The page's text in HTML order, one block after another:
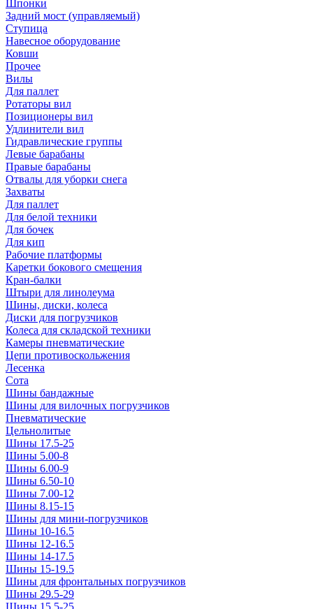
Шпонки
Задний мост (управляемый)
Ступица
Навесное оборудование
Ковши
Прочее
Вилы
Для паллет
Ротаторы вил
Позиционеры вил
Удлинители вил
Гидравлические группы
Левые барабаны
Правые барабаны
Отвалы для уборки снега
Захваты
Для паллет
Для белой техники
Для бочек
Для кип
Рабочие платформы
Каретки бокового смещения
Кран-балки
Штыри для линолеума
Шины, диски, колеса
Диски для погрузчиков
Колеса для складской техники
Камеры пневматические
Цепи противоскольжения
Лесенка
Сота
Шины бандажные
Шины для вилочных погрузчиков
Пневматические
Цельнолитые
Шины 17.5-25
Шины 5.00-8
Шины 6.00-9
Шины 6.50-10
Шины 7.00-12
Шины 8.15-15
Шины для мини-погрузчиков
Шины 10-16.5
Шины 12-16.5
Шины 14-17.5
Шины 15-19.5
Шины для фронтальных погрузчиков
Шины 29.5-29
Шины 15.5-25